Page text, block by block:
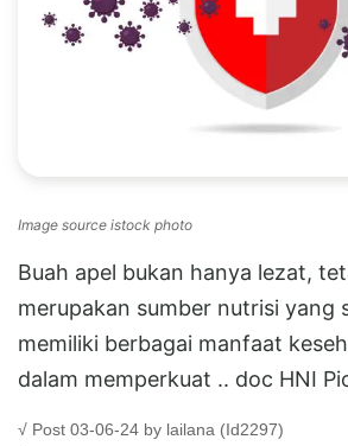
Image source istock photo
Buah apel bukan hanya lezat,
merupakan sumber nutrisi yang
memiliki berbagai manfaat
dalam memperkuat .. doc HNI
√ Post 03-06-24 by lailana (Id2297)